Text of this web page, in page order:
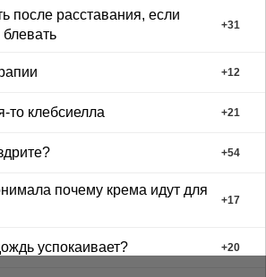
после расставания, если
+31
+12
то клебсиелла +21
+54
почему крема идут для
+17
успокаивает? +20